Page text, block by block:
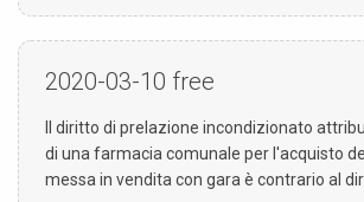
2020-03-10 free
Il diritto di prelazione incondizionato
di una farmacia comunale per l'acquisto
messa in vendita con gara è contrario al